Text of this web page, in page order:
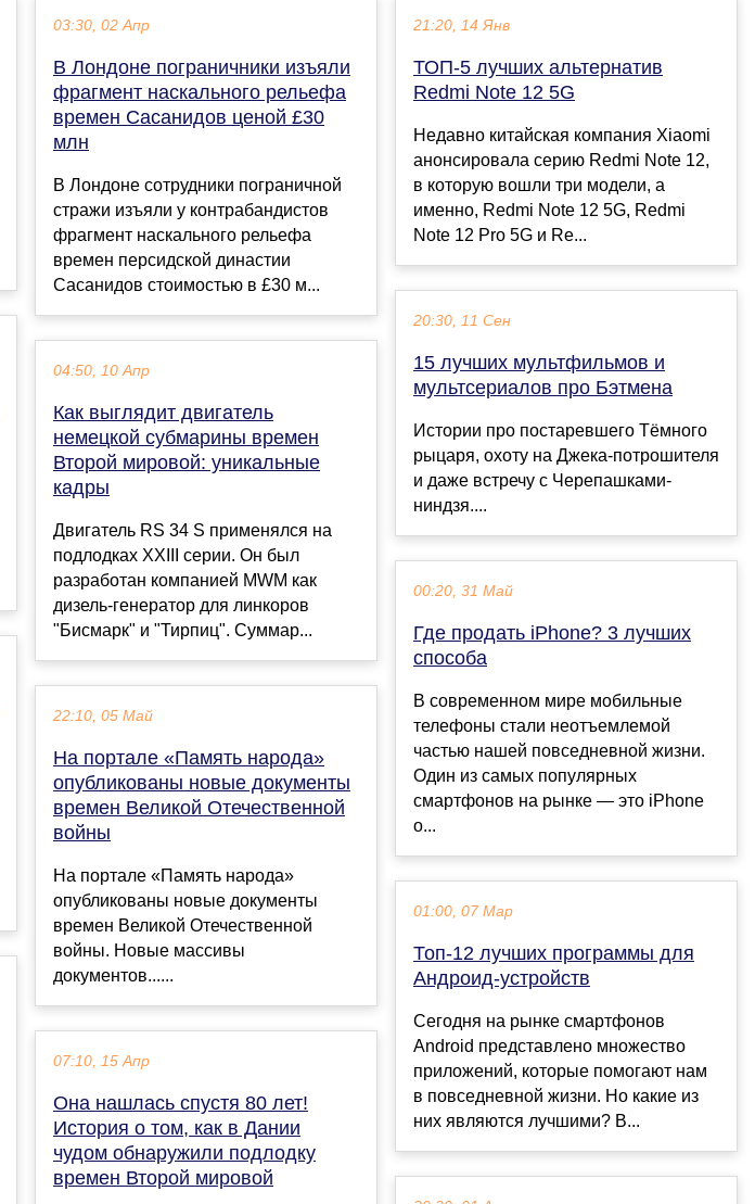
03:30, 02 Апр
В Лондоне пограничники изъяли
фрагмент наскального рельефа
времен Сасанидов ценой £30
млн
В Лондоне сотрудники пограничной
стражи изъяли у контрабандистов
фрагмент наскального рельефа
времен персидской династии
Сасанидов стоимостью в £30 м...
04:50, 10 Апр
Как выглядит двигатель
немецкой субмарины времен
Второй мировой: уникальные
кадры
Двигатель RS 34 S применялся на
подлодках XXIII серии. Он был
разработан компанией MWM как
дизель-генератор для линкоров
"Бисмарк" и "Тирпиц". Суммар...
22:10, 05 Май
На портале «Память народа»
опубликованы новые документы
времен Великой Отечественной
войны
На портале «Память народа»
опубликованы новые документы
времен Великой Отечественной
войны. Новые массивы
документов......
07:10, 15 Апр
Она нашлась спустя 80 лет!
История о том, как в Дании
чудом обнаружили подлодку
времен Второй мировой
21:20, 14 Янв
ТОП-5 лучших альтернатив
Redmi Note 12 5G
Недавно китайская компания Xiaomi
анонсировала серию Redmi Note 12,
в которую вошли три модели, а
именно, Redmi Note 12 5G, Redmi
Note 12 Pro 5G и Re...
20:30, 11 Сен
15 лучших мультфильмов и
мультсериалов про Бэтмена
Истории про постаревшего Тёмного
рыцаря, охоту на Джека-потрошителя
и даже встречу с Черепашками-
ниндзя....
00:20, 31 Май
Где продать iPhone? 3 лучших
способа
В современном мире мобильные
телефоны стали неотъемлемой
частью нашей повседневной жизни.
Один из самых популярных
смартфонов на рынке — это iPhone
о...
01:00, 07 Мар
Топ-12 лучших программы для
Андроид-устройств
Сегодня на рынке смартфонов
Android представлено множество
приложений, которые помогают нам
в повседневной жизни. Но какие из
них являются лучшими? В...